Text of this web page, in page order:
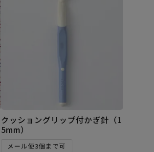
クッショングリップ付かぎ針（1
5mm）
メール便3個まで可